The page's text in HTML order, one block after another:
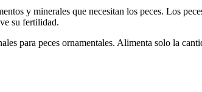
y minerales que necesitan los peces. Los
su fertilidad.
para peces ornamentales. Alimenta solo la